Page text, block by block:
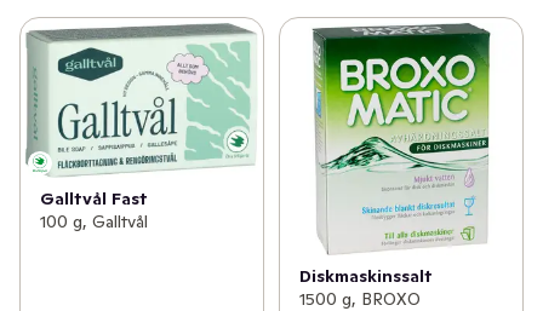
Galltvål Fast
100 g, Galltvål
Diskmaskinssalt
1500 g, BROXO